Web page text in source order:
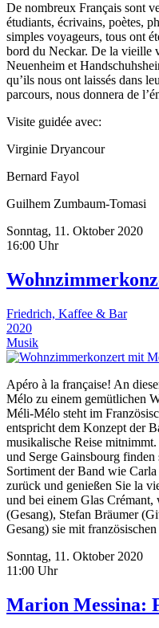
De nombreux Français sont
étudiants, écrivains, poètes,
simples voyageurs, tous ont
bord du Neckar. De la vieille
Neuenheim et
qu’ils nous ont laissés dans
parcours, nous donnera de
Visite guidée avec:
Virginie Dryancour
Bernard Fayol
Guilhem Zumbaum-Tomasi
Sonntag, 11. Oktober 2020
16:00 Uhr
Friedrich, Kaffee & Bar
2020
Musik
Apéro à la française! An
Mélo zu einem gemütlichen
Méli-Mélo steht im
entspricht dem Konzept der
musikalische Reise
und Serge Gainsbourg
Sortiment der Band wie
zurück und genießen Sie la
und bei einem Glas
(Gesang), Stefan Bräumer
Gesang) sie mit
Sonntag, 11. Oktober 2020
11:00 Uhr
Marion Messina: